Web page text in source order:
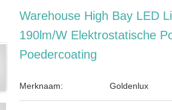
Warehouse High Bay LED
190lm/w Elektrostatische
Poedercoating
Merknaam: Goldenlux